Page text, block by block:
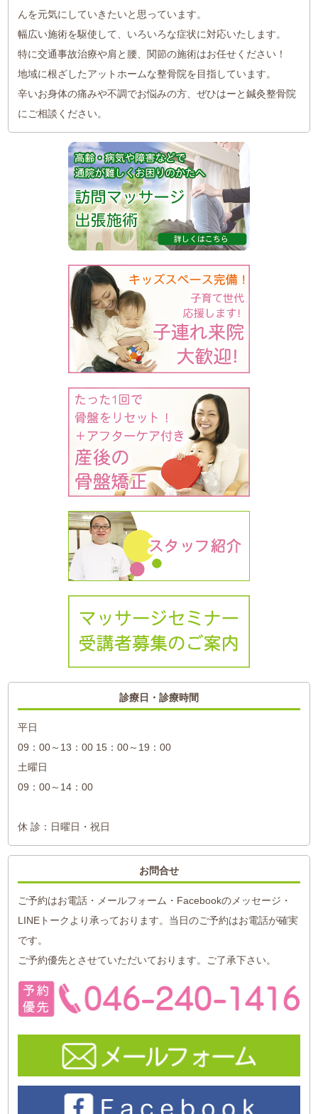
んを元気にしていきたいと思っています。
幅広い施術を駆使して、いろいろな症状に対応いたします。
特に交通事故治療や肩と腰、関節の施術はお任せください！
地域に根ざしたアットホームな整骨院を目指しています。
辛いお身体の痛みや不調でお悩みの方、ぜひはーと鍼灸整骨院
にご相談ください。
診療日・診療時間
平日
09：00～13：00 15：00～19：00
土曜日
09：00～14：00
休 診：日曜日・祝日
お問合せ
ご予約はお電話・メールフォーム・Facebookのメッセージ・
LINEトークより承っております。当日のご予約はお電話が確実
です。
ご予約優先とさせていただいております。ご了承下さい。